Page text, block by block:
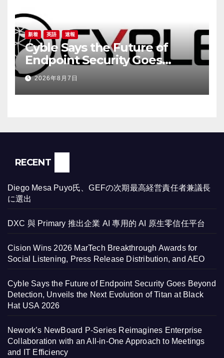
新着 英語 速報
Cyble Says the Future of
Endpoint Security Goes
Beyond Detection, Unveils
the Next Evolution of Titan at
Black Hat USA 2026
2026年8月7日
RECENT
Diego Mesa Puyo氏、GEFの次期最高経営責任者兼議長
に選出
DXC 與 Primary 推出企業 AI 專用的 AI 原生零信任平台
Cision Wins 2026 MarTech Breakthrough Awards for
Social Listening, Press Release Distribution, and AEO
Cyble Says the Future of Endpoint Security Goes Beyond
Detection, Unveils the Next Evolution of Titan at Black
Hat USA 2026
Nework’s NewBoard P-Series Reimagines Enterprise
Collaboration with an All-in-One Approach to Meetings
and IT Efficiency